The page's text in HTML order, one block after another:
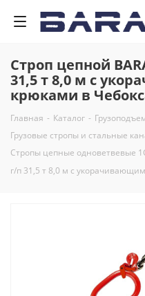
Строп цепной
31,5 т 8,0 м с
крюками в
Главная - Каталог -
Грузовые стропы и стальные
Стропы цепные одноветвевые
г/п 31,5 т 8,0 м с